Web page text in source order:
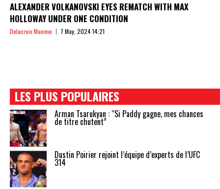
ALEXANDER VOLKANOVSKI EYES REMATCH WITH MAX
HOLLOWAY UNDER ONE CONDITION
Delacroix Maxime 7 May, 2024 14:21
LES PLUS POPULAIRES
Arman Tsarukyan : “Si Paddy gagne, mes chances
de titre chutent”
Dustin Poirier rejoint l’équipe d’experts de l’UFC
314